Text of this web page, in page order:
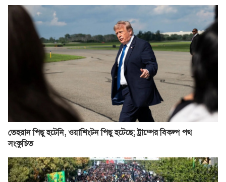
তেহরান পিছু হটেনি, ওয়াশিংটন পিছু হটেছে; ট্রাম্পের বিকল্প পথ
সংকুচিত